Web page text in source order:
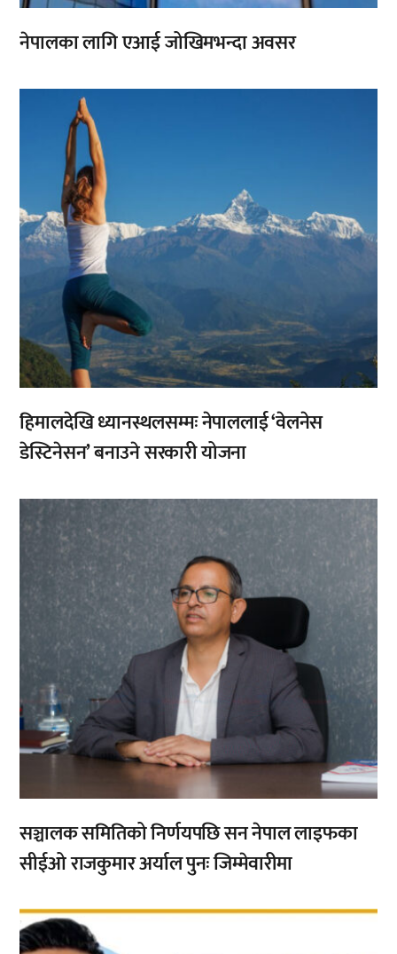
नेपालका लागि एआई जोखिमभन्दा अवसर
हिमालदेखि ध्यानस्थलसम्मः नेपाललाई ‘वेलनेस
डेस्टिनेसन’ बनाउने सरकारी योजना
सञ्चालक समितिको निर्णयपछि सन नेपाल लाइफका
सीईओ राजकुमार अर्याल पुनः जिम्मेवारीमा
,